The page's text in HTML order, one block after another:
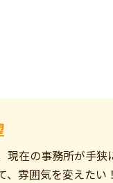
現在の事務所が手
雰囲気を変えたい！